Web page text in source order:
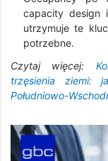
capacity design
utrzymuje te
potrzebne.
Czytaj więcej:
trzęsienia ziemi:
Południowo-